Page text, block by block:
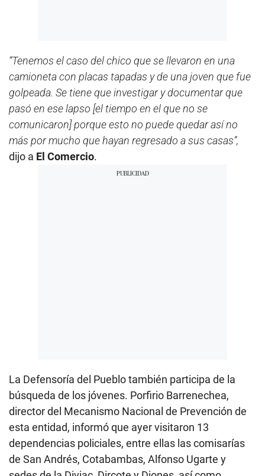
“Tenemos el caso del chico que se llevaron en una
camioneta con placas tapadas y de una joven que fue
golpeada. Se tiene que investigar y documentar que
pasó en ese lapso [el tiempo en el que no se
comunicaron] porque esto no puede quedar así no
más por mucho que hayan regresado a sus casas”,
dijo a El Comercio.
La Defensoría del Pueblo también participa de la
búsqueda de los jóvenes. Porfirio Barrenechea,
director del Mecanismo Nacional de Prevención de
esta entidad, informó que ayer visitaron 13
dependencias policiales, entre ellas las comisarías
de San Andrés, Cotabambas, Alfonso Ugarte y